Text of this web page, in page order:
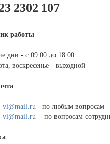
2302 107
работы
дни - с 09:00 до 18:00
воскресенье - выходной
vl@mail.ru - по любым вопросам
vl@mail.ru - по вопросам